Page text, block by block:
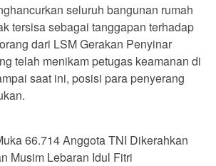
seluruh bangunan rumah
tersisa sebagai tanggapan terhadap
dari LSM Gerakan Penyinar
telah menikam petugas keamanan di
saat ini, posisi para penyerang
66.714 Anggota TNI Dikerahkan
Musim Lebaran Idul Fitri